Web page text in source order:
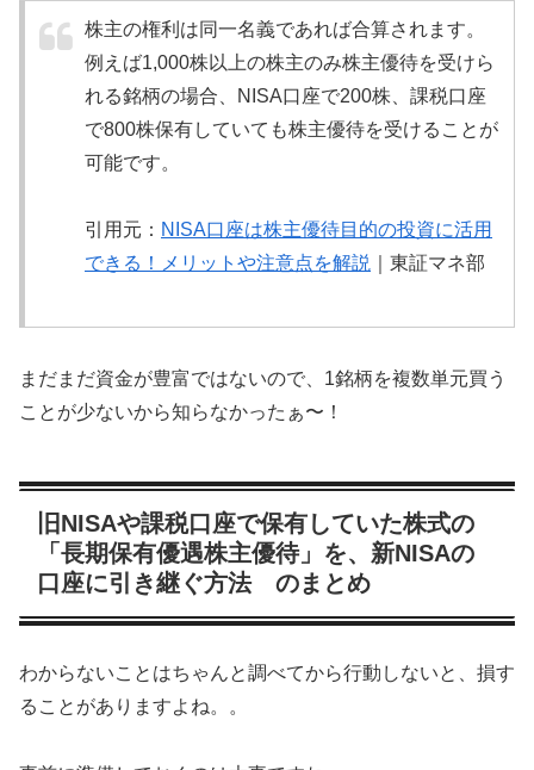
株主の権利は同一名義であれば合算されます。
例えば1,000株以上の株主のみ株主優待を受けら
れる銘柄の場合、NISA口座で200株、課税口座
で800株保有していても株主優待を受けることが
可能です。
引用元： NISA口座は株主優待目的の投資に活用
できる！メリットや注意点を解説 ｜東証マネ部
まだまだ資金が豊富ではないので、1銘柄を複数単元買う
ことが少ないから知らなかったぁ〜！
旧NISAや課税口座で保有していた株式の
「長期保有優遇株主優待」を、新NISAの
口座に引き継ぐ方法 のまとめ
わからないことはちゃんと調べてから行動しないと、損す
ることがありますよね。。